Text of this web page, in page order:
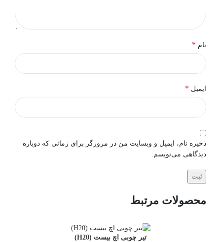
نام *
ایمیل *
ذخیره نام، ایمیل و وبسایت من در مرورگر برای زمانی که دوباره
دیدگاهی می‌نویسم.
محصولات مرتبط
تیر چوبی اچ بیست (H20)